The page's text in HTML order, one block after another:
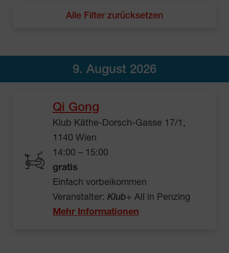
Alle Filter zurücksetzen
9. August 2026
Qi Gong
Klub Käthe-Dorsch-Gasse 17/1,
1140 Wien
14:00 – 15:00
gratis
Einfach vorbeikommen
Veranstalter: Klub+ All in Penzing
Mehr Informationen